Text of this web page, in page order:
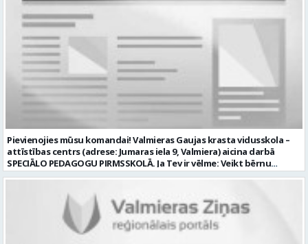
nobūvē, sniegtu tehnisko atbalstu; pārzināt darbā lietojamo
tehnisko un elektroiekārtu darbības principus, lietošanas
noteikumus; un ja Tev ir: vismaz divu gadu pieredze līdzīgā darbā vai
amatā; labas datorprasmes; valsts valodas prasmes atbilstoši Valsts
valodas likuma prasībām; kompetences: prasme patstāvīgi pieņemt
lēmumus un organizēt savu darbu; lieliskas komunikācijas spējas;
precizitāte; pozitīva un atbildīga attieksme pret darbu; prasme
sadarboties un strādāt komandā; mēs piedāvājam: pamatalgu
pārbaudes laikā 985.00 EUR, pēc pārbaudes laika 1035.00 EUR pirms
nodokļu nomaksas; iespēju saņemt atvaļinājuma pabalstu darba un
līdzfinansētu veselības apdrošināšanu pēc pārbaudes laika beigām,
kā arī citas sociālās garantijas/labumus atbilstoši darba rezultātam
un normatīvajos aktos noteiktajam; drošu un sakārtotu darba vidi;
darbu atsaucīgu kolēģu komandā. CV un pieteikuma vēstuli lūdzam
iesniegt Valmieras Kultūras centrā (adrese: Rīgas iela 10, Valmiera,
Valmieras novads) vai nosūtīt uz e-pastu
kultura@valmierasnovads.lv ar norādi “Skaņu un gaismas operatora
amatam” līdz 2026. gada 24. augustam. Tālrunis papildu informācijai:
Rīgas iela 10, Valmiera, Valmieras nov. Darbības joma: Elektronika /
Pievienojies mūsu komandai! Valmieras Gaujas krasta vidusskola –
attīstības centrs (adrese: Jumaras iela 9, Valmiera) aicina darbā
SPECIĀLO PEDAGOGU PIRMSSKOLĀ. Ja Tev ir vēlme: Veikt bērnu
attīstības, mācīšanās un speciālo vajadzību izvērtēšanu savas
nodarbības bērniem ar speciālām izglītības vajadzībām Izstrādāt
individuālos atbalsta pasākumus un piedalīties individuālo
izglītības programmu izstrādē un īstenošanā Sniegt metodisku
atbalstu pirmsskolas pedagogiem darbā ar bērniem, kuriem